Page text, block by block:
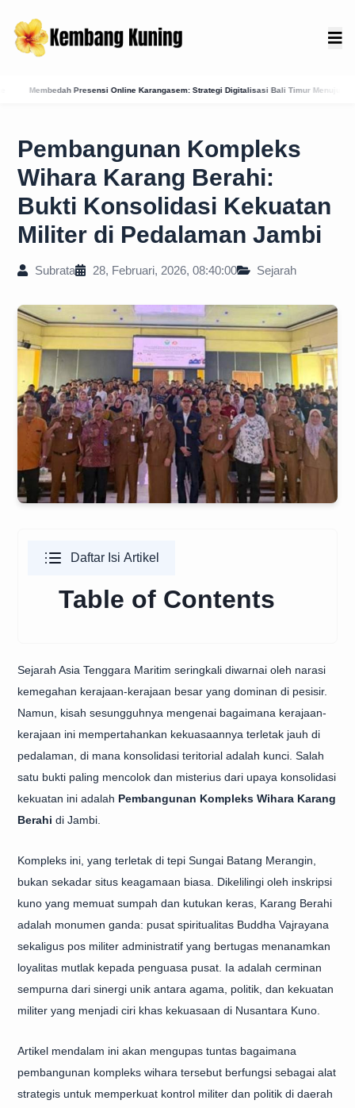
Strategi Digitalisasi Bali Timur Menuju Ekonomi Baru Sang Raja di Tengah
Pembangunan Kompleks
Wihara Karang Berahi:
Bukti Konsolidasi Kekuatan
Militer di Pedalaman Jambi
Subrata 28, Februari, 2026, 08:40:00 Sejarah
Daftar Isi Artikel
Table of Contents
Sejarah Asia Tenggara Maritim seringkali diwarnai oleh narasi
kemegahan kerajaan-kerajaan besar yang dominan di pesisir.
Namun, kisah sesungguhnya mengenai bagaimana kerajaan-
kerajaan ini mempertahankan kekuasaannya terletak jauh di
pedalaman, di mana konsolidasi teritorial adalah kunci. Salah
satu bukti paling mencolok dan misterius dari upaya konsolidasi
kekuatan ini adalah Pembangunan Kompleks Wihara Karang
Berahi di Jambi.
Kompleks ini, yang terletak di tepi Sungai Batang Merangin,
bukan sekadar situs keagamaan biasa. Dikelilingi oleh inskripsi
kuno yang memuat sumpah dan kutukan keras, Karang Berahi
adalah monumen ganda: pusat spiritualitas Buddha Vajrayana
sekaligus pos militer administratif yang bertugas menanamkan
loyalitas mutlak kepada penguasa pusat. Ia adalah cerminan
sempurna dari sinergi unik antara agama, politik, dan kekuatan
militer yang menjadi ciri khas kekuasaan di Nusantara Kuno.
Artikel mendalam ini akan mengupas tuntas bagaimana
pembangunan kompleks wihara tersebut berfungsi sebagai alat
strategis untuk memperkuat kontrol militer dan politik di daerah